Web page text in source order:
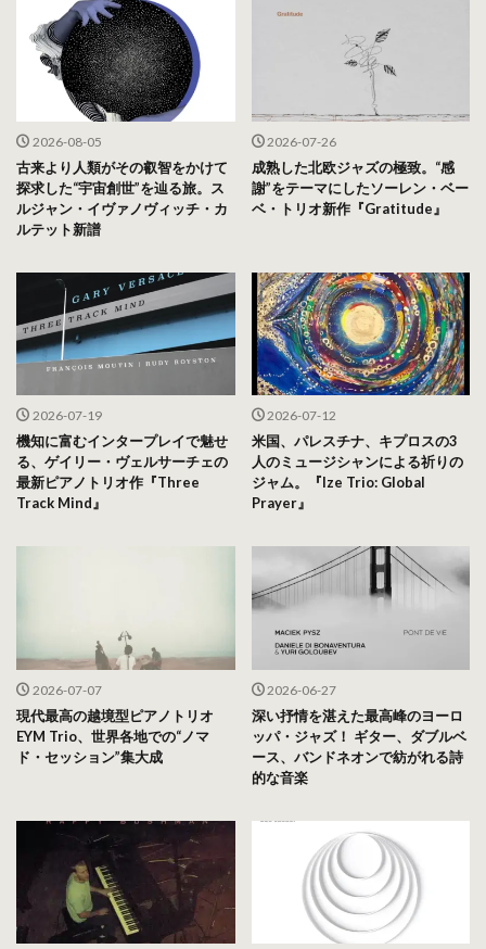
2026-08-05
古来より人類がその叡智をかけて
探求した“宇宙創世”を辿る旅。ス
ルジャン・イヴァノヴィッチ・カ
ルテット新譜
2026-07-26
成熟した北欧ジャズの極致。“感
謝”をテーマにしたソーレン・ベー
ベ・トリオ新作『Gratitude』
2026-07-19
機知に富むインタープレイで魅せ
る、ゲイリー・ヴェルサーチェの
最新ピアノトリオ作『Three
Track Mind』
2026-07-12
米国、パレスチナ、キプロスの3
人のミュージシャンによる祈りの
ジャム。『Ize Trio: Global
Prayer』
2026-07-07
現代最高の越境型ピアノトリオ
EYM Trio、世界各地での“ノマ
ド・セッション”集大成
2026-06-27
深い抒情を湛えた最高峰のヨーロ
ッパ・ジャズ！ ギター、ダブルベ
ース、バンドネオンで紡がれる詩
的な音楽